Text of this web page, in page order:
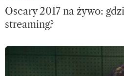
Oscary 2017 na żywo:
streaming?